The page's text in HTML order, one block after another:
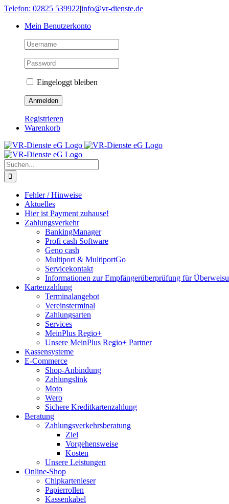
Skip
content
Telefon: 02825 539922|info@vr-dienste.de
Mein Benutzerkonto
Eingeloggt bleiben
Registrieren
Warenkorb
Suche
nach:
Fehler / Hinweise
Aktuelles
Hier ist Payment zuhause!
Zahlungsverkehr
BankingManager
Profi cash Software
Geno cash
Multiport & MultiportGo
Servicekontakt
Informationen zur Empfängerüberprüfung für
Kartenzahlung
Terminalangebot
Vereinsterminal
Zahlungsarten
Services
MeinPlus Regio+
Unsere MeinPlus Regio+ Partner
Kassensysteme
E-Commerce
Shop-Anbindung
Zahlungslink
Moto
Wero
Sichere Kreditkartenzahlung
Beratung
Zahlungsverkehrsberatung
Ziel
Vorgehensweise
Kosten
Unsere Leistungen
Online-Shop
Chipkartenleser
Papierrollen
Kassenkabel